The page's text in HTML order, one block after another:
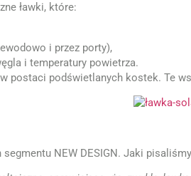
ławki, które:
i przez porty),
i temperatury powietrza.
postaci podświetlanych kostek. Te
NEW DESIGN. Jaki